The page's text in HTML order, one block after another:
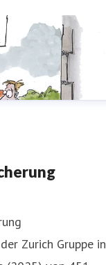
Zurich Gruppe in